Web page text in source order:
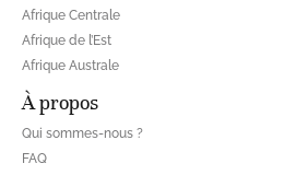
Afrique Centrale
Afrique de l’Est
Afrique Australe
À propos
Qui sommes-nous ?
FAQ